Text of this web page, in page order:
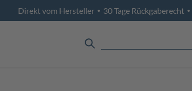
Direkt vom Hersteller • 30 Tage Rückgaberecht •